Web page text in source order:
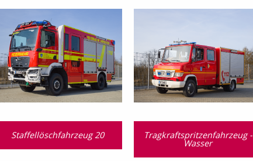
Staffellöschfahrzeug 20 Tragkraftspritzenfahrzeug -
Wasser